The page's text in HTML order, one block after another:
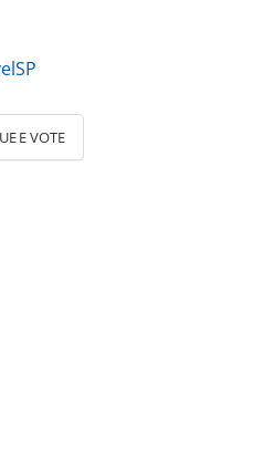
E VOTE
travelsp-